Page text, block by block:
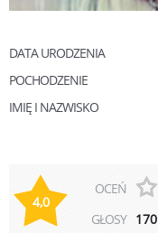
DATA URODZENIA
POCHODZENIE
IMIĘ I NAZWISKO
4,0
OCEŃ
GŁOSY 170